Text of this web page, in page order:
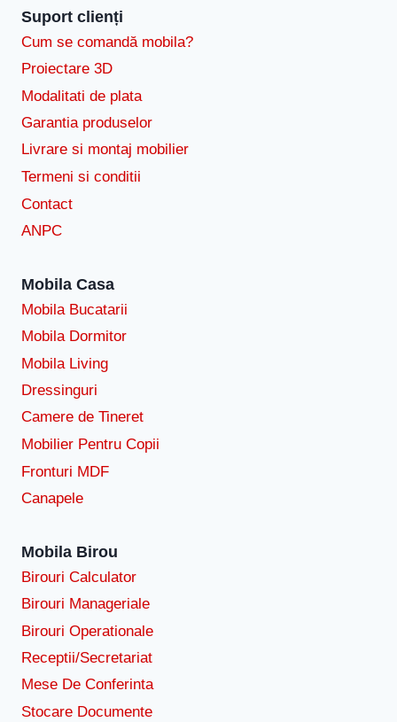
Suport clienți
Cum se comandă mobila?
Proiectare 3D
Modalitati de plata
Garantia produselor
Livrare si montaj mobilier
Termeni si conditii
Contact
ANPC
Mobila Casa
Mobila Bucatarii
Mobila Dormitor
Mobila Living
Dressinguri
Camere de Tineret
Mobilier Pentru Copii
Fronturi MDF
Canapele
Mobila Birou
Birouri Calculator
Birouri Manageriale
Birouri Operationale
Receptii/Secretariat
Mese De Conferinta
Stocare Documente